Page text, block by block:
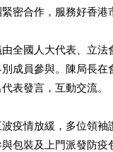
密合作，服務好香港
全國人大代表、立
成員參與。陳局長
表發言，互動交流。
疫情放緩，多位領
包裝及上門派發防